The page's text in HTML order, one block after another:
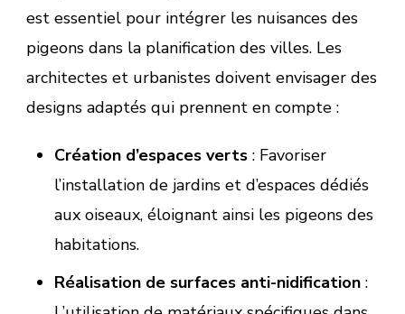
est essentiel pour intégrer les nuisances des
pigeons dans la planification des villes. Les
architectes et urbanistes doivent envisager des
designs adaptés qui prennent en compte :
Création d’espaces verts: Favoriser
l’installation de jardins et d’espaces dédiés
aux oiseaux, éloignant ainsi les pigeons des
habitations.
Réalisation de surfaces anti-nidification: